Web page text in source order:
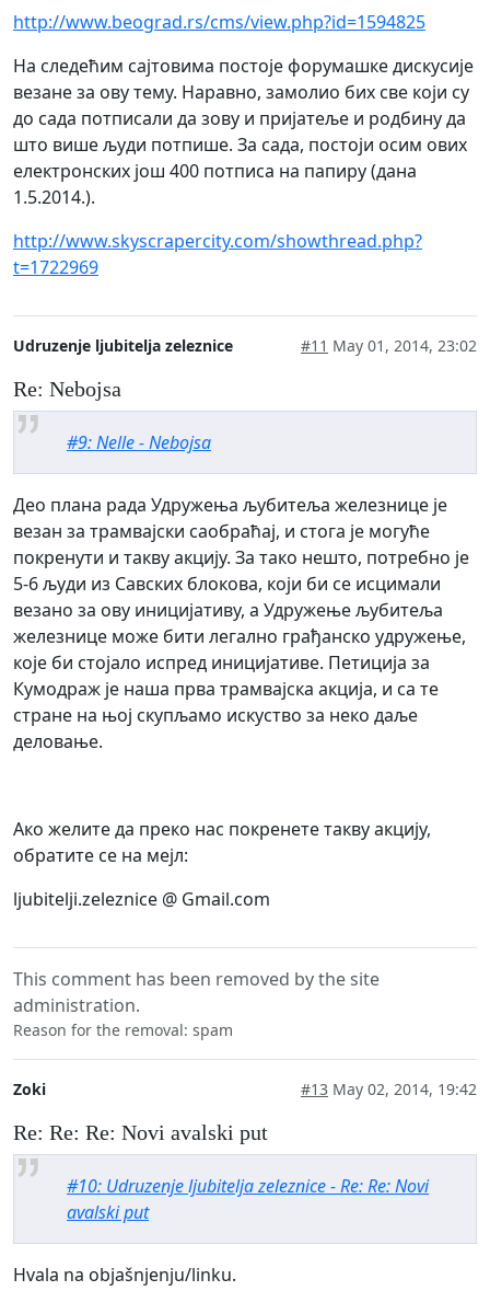
http://www.beograd.rs/cms/view.php?id=1594825
На следећим сајтовима постоје форумашке дискусије
везане за ову тему. Наравно, замолио бих све који су
до сада потписали да зову и пријатеље и родбину да
што више људи потпише. За сада, постоји осим ових
електронских још 400 потписа на папиру (дана
1.5.2014.).
http://www.skyscrapercity.com/showthread.php?
t=1722969
Udruzenje ljubitelja zeleznice #11 May 01, 2014, 23:02
Re: Nebojsa
#9: Nelle - Nebojsa
Део плана рада Удружења љубитеља железнице је
везан за трамвајски саобраћај, и стога је могуће
покренути и такву акцију. За тако нешто, потребно је
5-6 људи из Савских блокова, који би се исцимали
везано за ову иницијативу, а Удружење љубитеља
железнице може бити легално грађанско удружење,
које би стојало испред иницијативе. Петиција за
Кумодраж је наша прва трамвајска акција, и са те
стране на њој скупљамо искуство за неко даље
деловање.
Aко желите да преко нас покренете такву акцију,
обратите се на мејл:
ljubitelji.zeleznice @ Gmail.com
This comment has been removed by the site
administration.
Reason for the removal: spam
Zoki #13 May 02, 2014, 19:42
Re: Re: Re: Novi avalski put
#10: Udruzenje ljubitelja zeleznice - Re: Re: Novi
avalski put
Hvala na objašnjenju/linku.